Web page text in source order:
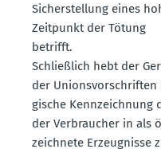
Sicher­stellung eines
Zeitpunkt der Tötung
betrifft.
Schlie­ßlich hebt der
der
gische Kennzeichnung
der Verbraucher in
zeichnete